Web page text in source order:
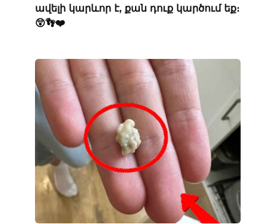
ավելի կարևոր է, քան դուք կարծում եք։
😲👣❤️